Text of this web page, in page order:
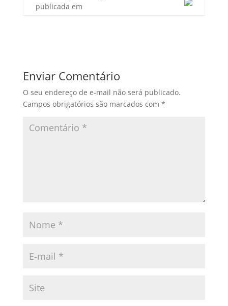
publicada em
Enviar Comentário
O seu endereço de e-mail não será publicado.
Campos obrigatórios são marcados com *